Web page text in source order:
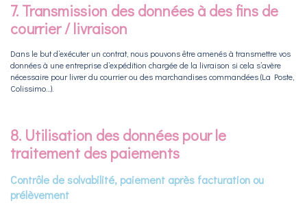
7. Transmission des données à des fins de
courrier / livraison
Dans le but d’exécuter un contrat, nous pouvons être amenés à transmettre vos
données à une entreprise d’expédition chargée de la livraison si cela s’avère
nécessaire pour livrer du courrier ou des marchandises commandées (La Poste,
Colissimo…).
8. Utilisation des données pour le
traitement des paiements
Contrôle de solvabilité, paiement après facturation ou
prélèvement